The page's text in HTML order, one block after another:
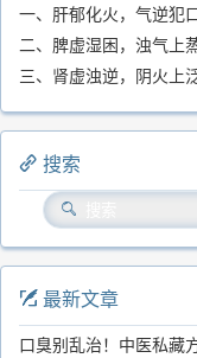
一、肝郁化火，气逆犯
二、脾虚湿困，浊气上
三、肾虚浊逆，阴火上
搜索
最新文章
口臭别乱治！中医私藏